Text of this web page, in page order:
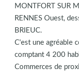
MONTFORT SUR
RENNES Ouest,
BRIEUC.
C'est une agréable
comptant 4 200
Commerces de